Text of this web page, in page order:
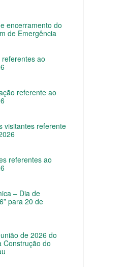
encerramento do
de Emergência
ao
referente ao
visitantes referente
referentes ao
– Dia de
para 20 de
de 2026 do
Construção do